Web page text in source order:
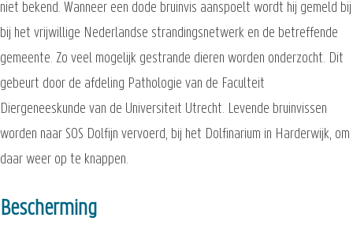
niet bekend. Wanneer een dode bruinvis aanspoelt wordt hij gemeld bij
bij het vrijwillige Nederlandse strandingsnetwerk en de betreffende
gemeente. Zo veel mogelijk gestrande dieren worden onderzocht. Dit
gebeurt door de afdeling Pathologie van de Faculteit
Diergeneeskunde van de Universiteit Utrecht. Levende bruinvissen
worden naar SOS Dolfijn vervoerd, bij het Dolfinarium in Harderwijk, om
daar weer op te knappen.
Bescherming